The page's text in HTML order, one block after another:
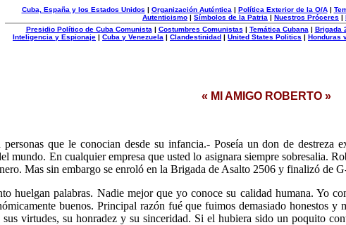
Cuba, España y los Estados Unidos | Organización Auténtica | Política Exterior de la O/A|
Autenticismo | Símbolos de la Patria | Nuestros Próceres |
Presidio Político de Cuba Comunista | Costumbres Comunistas | Temática Cubana | Brigada
Inteligencia y Espionaje | Cuba y Venezuela | Clandestinidad | United States Politics | Honduras
« MI AMIGO ROBERTO »
que le conocian desde su infancia.- Poseía un don de destreza
mundo. En cualquier empresa que usted lo asignara siempre sobresalia.
Mas sin embargo se enroló en la Brigada de Asalto 2506 y finalizó de
huelgan palabras. Nadie mejor que yo conoce su calidad humana. Yo
buenos. Principal razón fué que fuimos demasiado honestos
virtudes, su honradez y su sinceridad. Si el hubiera sido un poquito